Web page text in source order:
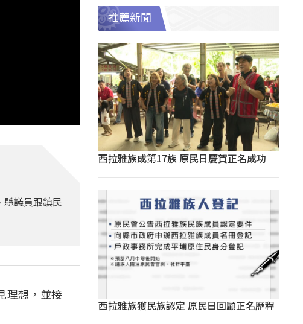
縣議員跟鎮民
理想，並接
推薦新聞
西拉雅族成第17族 原民日慶賀正名成功
西拉雅族獲民族認定 原民日回顧正名歷程